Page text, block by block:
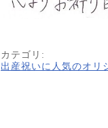
カテゴリ :
出産祝いに人気のオリ